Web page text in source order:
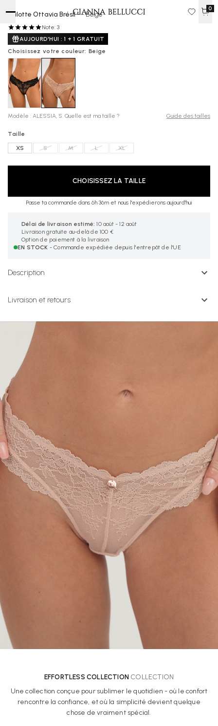
0
Culotte Ottavia Brésil -- Beige 17 €
Note: 3
AUJOURD'HUI : 1 + 1 GRATUIT
Choisissez votre couleur: Beige
Modèle : ALESSIA, S. Quelle est ma taille ? Guide des tailles
Taille
XS S M L XL
CHOISISSEZ LA TAILLE
Passe ta commande dans 6h 36m et nous l'expédierons aujourd'hui
Délai de livraison estimé: 10 août - 12 août
Livraison gratuite au-delà de 100 €
Option de paiement à la livraison
EN STOCK - Commande expédiée depuis l'entrepôt de l'UE
Description
Livraison et retours
EFFORTLESS COLLECTION COLLECTION
Une collection conçue pour sublimer le quotidien - où le confort
rencontre la confiance, et où la simplicité devient quelque
chose de vraiment spécial.